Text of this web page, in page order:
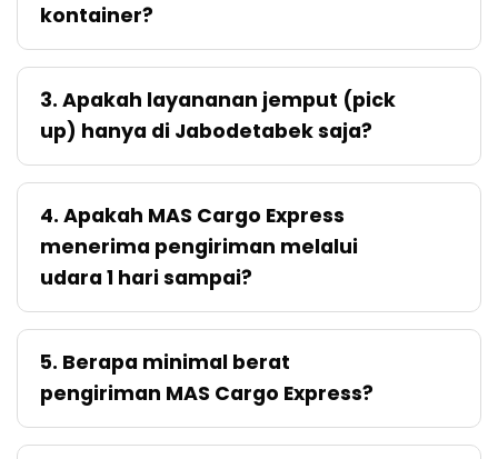
kontainer?
3. Apakah layananan jemput (pick
up) hanya di Jabodetabek saja?
4. Apakah MAS Cargo Express
menerima pengiriman melalui
udara 1 hari sampai?
5. Berapa minimal berat
pengiriman MAS Cargo Express?